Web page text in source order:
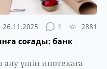
26.11.2025 1 2881
соғады: банк
алу үшін ипотекаға